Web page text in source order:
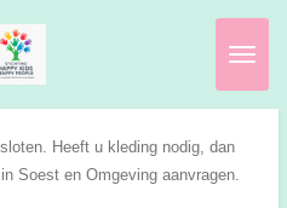
Heeft u kleding nodig, dan
Soest en Omgeving aanvragen.